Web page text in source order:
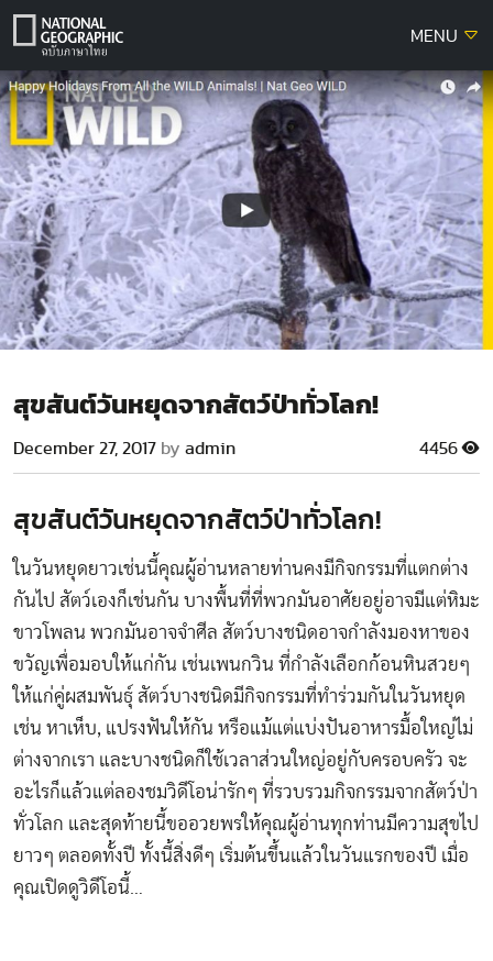
Skip
MENU
สุขสันต์วันหยุดจากสัตว์ป่าทั่วโลก!
December 27, 2017 by admin 4456
สุขสันต์วันหยุดจากสัตว์ป่าทั่วโลก!
ในวันหยุดยาวเช่นนี้คุณผู้อ่านหลายท่านคงมีกิจกรรมที่แตกต่าง
กันไป สัตว์เองก็เช่นกัน บางพื้นที่ที่พวกมันอาศัยอยู่อาจมีแต่หิมะ
ขาวโพลน พวกมันอาจจำศีล สัตว์บางชนิดอาจกำลังมองหาของ
ขวัญเพื่อมอบให้แก่กัน เช่นเพนกวิน ที่กำลังเลือกก้อนหินสวยๆ
ให้แก่คู่ผสมพันธุ์ สัตว์บางชนิดมีกิจกรรมที่ทำร่วมกันในวันหยุด
เช่น หาเห็บ, แปรงฟันให้กัน หรือแม้แต่แบ่งปันอาหารมื้อใหญ่ไม่
ต่างจากเรา และบางชนิดก็ใช้เวลาส่วนใหญ่อยู่กับครอบครัว จะ
อะไรก็แล้วแต่ลองชมวิดีโอน่ารักๆ ที่รวบรวมกิจกรรมจากสัตว์ป่า
ทั่วโลก และสุดท้ายนี้ขออวยพรให้คุณผู้อ่านทุกท่านมีความสุขไป
ยาวๆ ตลอดทั้งปี ทั้งนี้สิ่งดีๆ เริ่มต้นขึ้นแล้วในวันแรกของปี เมื่อ
คุณเปิดดูวิดีโอนี้…